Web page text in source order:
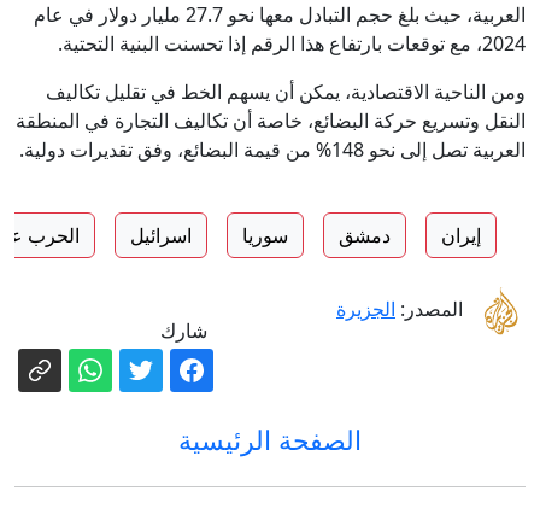
العربية، حيث بلغ حجم التبادل معها نحو 27.7 مليار دولار في عام
2024، مع توقعات بارتفاع هذا الرقم إذا تحسنت البنية التحتية.
ومن الناحية الاقتصادية، يمكن أن يسهم الخط في تقليل تكاليف
النقل وتسريع حركة البضائع، خاصة أن تكاليف التجارة في المنطقة
العربية تصل إلى نحو 148% من قيمة البضائع، وفق تقديرات دولية.
إيران دمشق سوريا اسرائيل الحرب
المصدر: الجزيرة
شارك
الصفحة الرئيسية